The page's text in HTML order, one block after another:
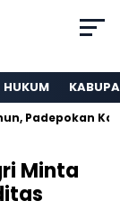
HUKUM
Minta